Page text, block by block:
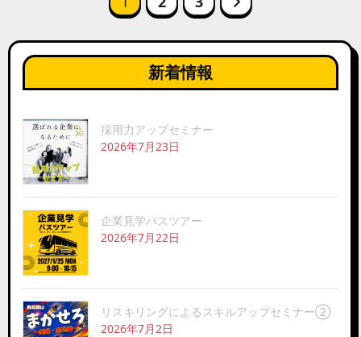
ペ
ー
ジ
送
新着情報
採用力アップセミナー
2026年7月23日
企業見学バスツアー
2026年7月22日
リスキリングによるスキルアップセミナー②
2026年7月2日